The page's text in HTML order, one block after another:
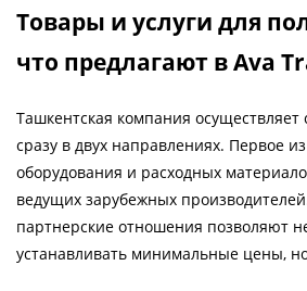
Товары и услуги для
что предлагают в Ava
Ташкентская компания осуществляет
сразу в двух направлениях. Первое
оборудования и расходных
ведущих зарубежных
партнерские отношения позволяют
устанавливать минимальные цены,